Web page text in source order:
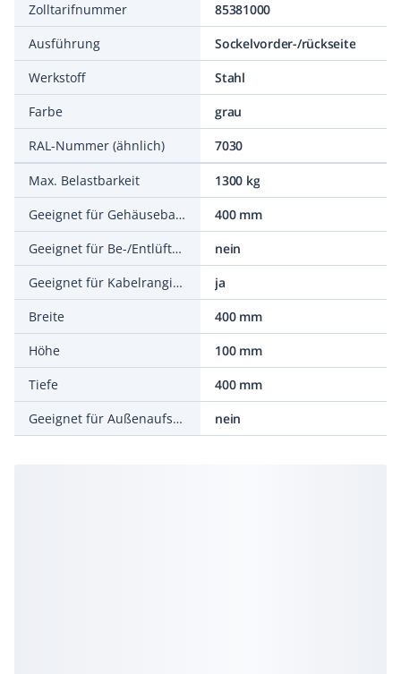
Zolltarifnummer
85381000
Ausführung
Sockelvorder-/rückseite
Werkstoff
Stahl
Farbe
grau
RAL-Nummer (ähnlich)
7030
Max. Belastbarkeit
1300 kg
Geeignet für Gehäusebaubreite
400 mm
Geeignet für Be-/Entlüftung
nein
Geeignet für Kabelrangierung
ja
Breite
400 mm
Höhe
100 mm
Tiefe
400 mm
Geeignet für Außenaufstellung
nein